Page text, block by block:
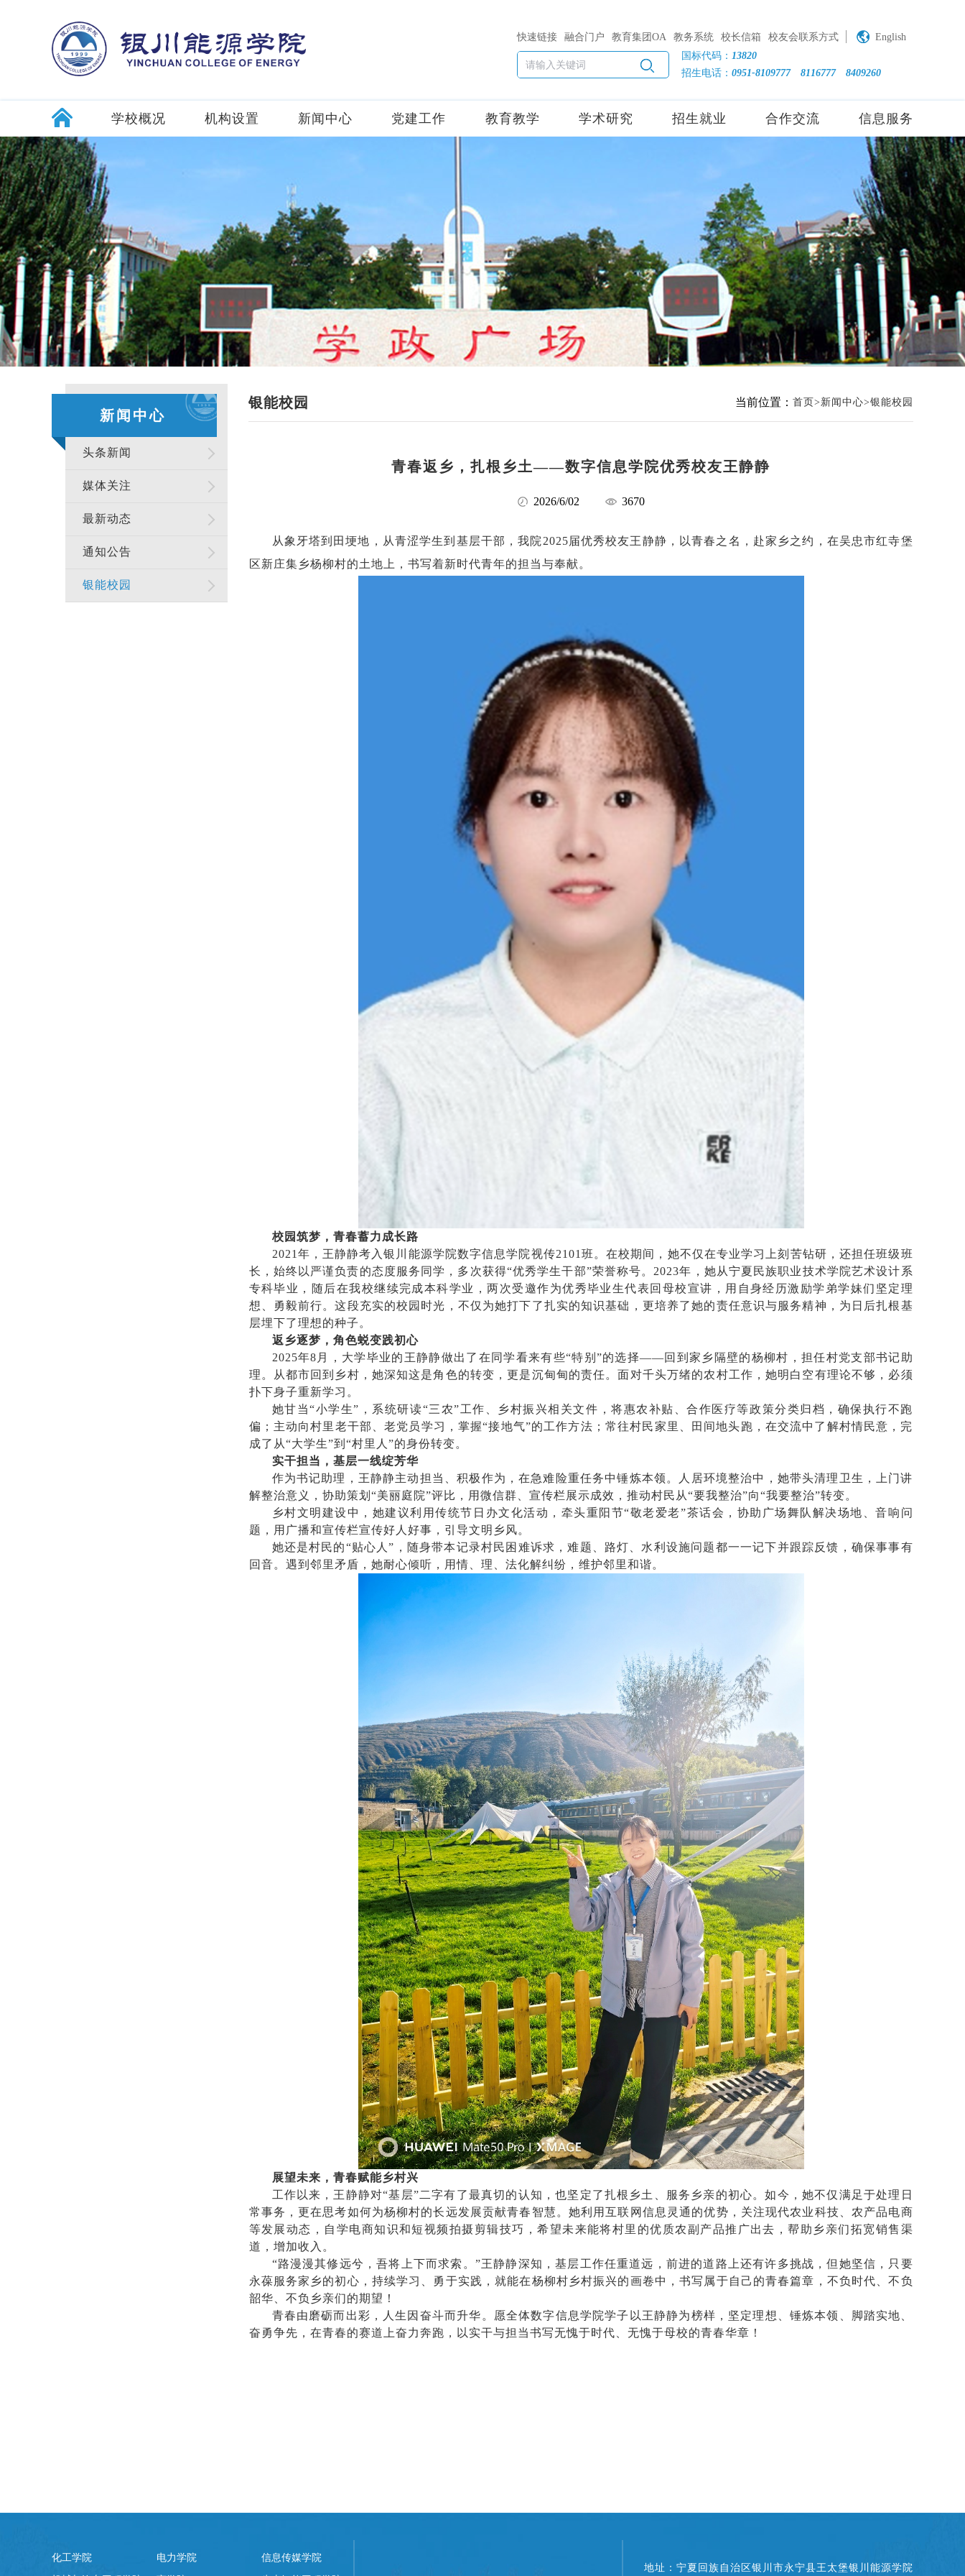
快速链接 融合门户 教育集团OA 教务系统 校长信箱 校友会联系方式
English
国标代码： 13820
招生电话： 0951-8109777 8116777 8409260
学校概况 机构设置 新闻中心 党建工作 教育教学 学术研究 招生就业 合作交流 信息服务
新闻中心
头条新闻
媒体关注
最新动态
通知公告
银能校园
银能校园 当前位置： 首页 新闻中心 银能校园
青春返乡，扎根乡土——数字信息学院优秀校友王静静
2026/6/02 3670
从象牙塔到田埂地，从青涩学生到基层干部，我院2025届优秀校友王静静，以青春之名，赴家乡之约，在吴忠市红寺堡
区新庄集乡杨柳村的土地上，书写着新时代青年的担当与奉献。
校园筑梦，青春蓄力成长路
2021年，王静静考入银川能源学院数字信息学院视传2101班。在校期间，她不仅在专业学习上刻苦钻研，还担任班级班
长，始终以严谨负责的态度服务同学，多次获得“优秀学生干部”荣誉称号。2023年，她从宁夏民族职业技术学院艺术设计系
专科毕业，随后在我校继续完成本科学业，两次受邀作为优秀毕业生代表回母校宣讲，用自身经历激励学弟学妹们坚定理
想、勇毅前行。这段充实的校园时光，不仅为她打下了扎实的知识基础，更培养了她的责任意识与服务精神，为日后扎根基
层埋下了理想的种子。
返乡逐梦，角色蜕变践初心
2025年8月，大学毕业的王静静做出了在同学看来有些“特别”的选择——回到家乡隔壁的杨柳村，担任村党支部书记助
理。从都市回到乡村，她深知这是角色的转变，更是沉甸甸的责任。面对千头万绪的农村工作，她明白空有理论不够，必须
扑下身子重新学习。
她甘当“小学生”，系统研读“三农”工作、乡村振兴相关文件，将惠农补贴、合作医疗等政策分类归档，确保执行不跑
偏；主动向村里老干部、老党员学习，掌握“接地气”的工作方法；常往村民家里、田间地头跑，在交流中了解村情民意，完
成了从“大学生”到“村里人”的身份转变。
实干担当，基层一线绽芳华
作为书记助理，王静静主动担当、积极作为，在急难险重任务中锤炼本领。人居环境整治中，她带头清理卫生，上门讲
解整治意义，协助策划“美丽庭院”评比，用微信群、宣传栏展示成效，推动村民从“要我整治”向“我要整治”转变。
乡村文明建设中，她建议利用传统节日办文化活动，牵头重阳节“敬老爱老”茶话会，协助广场舞队解决场地、音响问
题，用广播和宣传栏宣传好人好事，引导文明乡风。
她还是村民的“贴心人”，随身带本记录村民困难诉求，难题、路灯、水利设施问题都一一记下并跟踪反馈，确保事事有
回音。遇到邻里矛盾，她耐心倾听，用情、理、法化解纠纷，维护邻里和谐。
展望未来，青春赋能乡村兴
工作以来，王静静对“基层”二字有了最真切的认知，也坚定了扎根乡土、服务乡亲的初心。如今，她不仅满足于处理日
常事务，更在思考如何为杨柳村的长远发展贡献青春智慧。她利用互联网信息灵通的优势，关注现代农业科技、农产品电商
等发展动态，自学电商知识和短视频拍摄剪辑技巧，希望未来能将村里的优质农副产品推广出去，帮助乡亲们拓宽销售渠
道，增加收入。
“路漫漫其修远兮，吾将上下而求索。”王静静深知，基层工作任重道远，前进的道路上还有许多挑战，但她坚信，只要
永葆服务家乡的初心，持续学习、勇于实践，就能在杨柳村乡村振兴的画卷中，书写属于自己的青春篇章，不负时代、不负
韶华、不负乡亲们的期望！
青春由磨砺而出彩，人生因奋斗而升华。愿全体数字信息学院学子以王静静为榜样，坚定理想、锤炼本领、脚踏实地、
奋勇争先，在青春的赛道上奋力奔跑，以实干与担当书写无愧于时代、无愧于母校的青春华章！
化工学院 电力学院 信息传媒学院
地址：宁夏回族自治区银川市永宁县王太堡银川能源学院